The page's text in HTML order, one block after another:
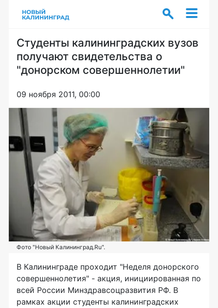
Студенты калининградских вузов
получают свидетельства о
"донорском совершеннолетии"
09 ноября 2011, 00:00
Фото "Новый Калининград.Ru".
В Калининграде проходит "Неделя донорского
совершеннолетия" - акция, инициированная по
всей России Минздравсоцразвития РФ. В
рамках акции студенты калининградских